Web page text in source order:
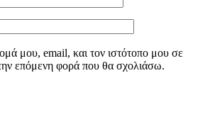
μου, email, και τον ιστότοπο μου σε
επόμενη φορά που θα σχολιάσω.